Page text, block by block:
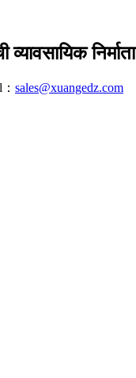
निर्माता
sales@xuangedz.com